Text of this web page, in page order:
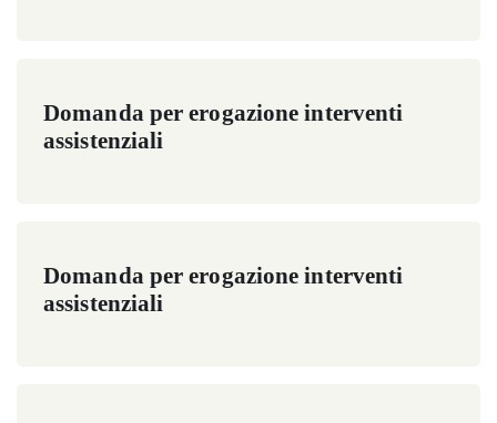
Domanda per erogazione interventi
assistenziali
Domanda per erogazione interventi
assistenziali